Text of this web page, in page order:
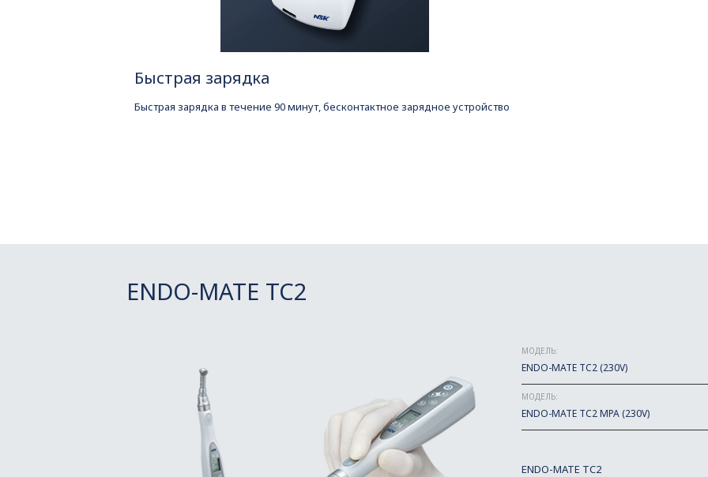
Быстрая зарядка
Быстрая зарядка в течение 90 минут, бесконтактное зарядное устройство
ENDO-MATE TC2
МОДЕЛЬ:
ENDO-MATE TC2 (230V)
МОДЕЛЬ:
ENDO-MATE TC2 MPA (230V)
ENDO-MATE TC2